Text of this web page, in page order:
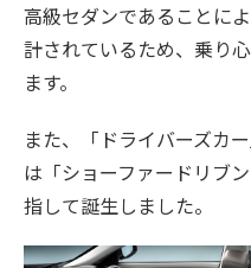
高級セダンであることに
計されているため、乗り
ます。
また、「ドライバーズカ
は「ショーファードリブ
指して誕生しました。